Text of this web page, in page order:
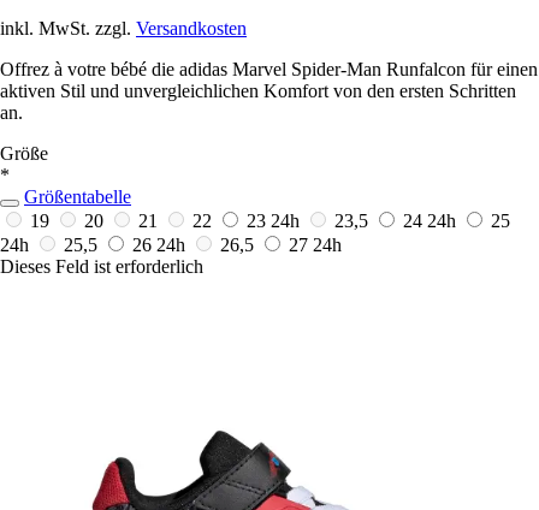
inkl. MwSt. zzgl. Versandkosten
Offrez à votre bébé die adidas Marvel Spider-Man Runfalcon für einen
aktiven Stil und unvergleichlichen Komfort von den ersten Schritten
an.
Größe
*
Größentabelle
19
20 21 22 23 24h 23,5 24 24h
25
24h
25,5 26 24h 26,5 27 24h
Dieses Feld ist erforderlich